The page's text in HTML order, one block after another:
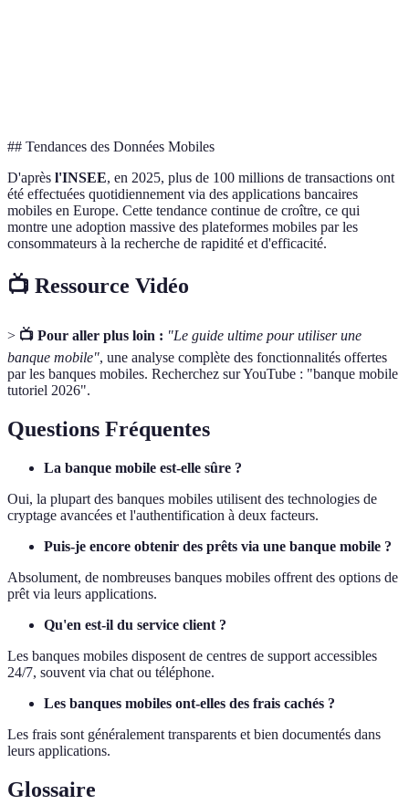
## Tendances des Données Mobiles
D'après l'INSEE, en 2025, plus de 100 millions de transactions ont
été effectuées quotidiennement via des applications bancaires
mobiles en Europe. Cette tendance continue de croître, ce qui
montre une adoption massive des plateformes mobiles par les
consommateurs à la recherche de rapidité et d'efficacité.
📺 Ressource Vidéo
> 📺 Pour aller plus loin : "Le guide ultime pour utiliser une
banque mobile", une analyse complète des fonctionnalités offertes
par les banques mobiles. Recherchez sur YouTube : "banque mobile
tutoriel 2026".
Questions Fréquentes
La banque mobile est-elle sûre ?
Oui, la plupart des banques mobiles utilisent des technologies de
cryptage avancées et l'authentification à deux facteurs.
Puis-je encore obtenir des prêts via une banque mobile ?
Absolument, de nombreuses banques mobiles offrent des options de
prêt via leurs applications.
Qu'en est-il du service client ?
Les banques mobiles disposent de centres de support accessibles
24/7, souvent via chat ou téléphone.
Les banques mobiles ont-elles des frais cachés ?
Les frais sont généralement transparents et bien documentés dans
leurs applications.
Glossaire